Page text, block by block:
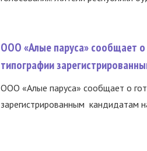
ООО «Алые паруса» сообщает о
типографии
ООО «Алые паруса» сообщает о
зарегистрированным кандидатам